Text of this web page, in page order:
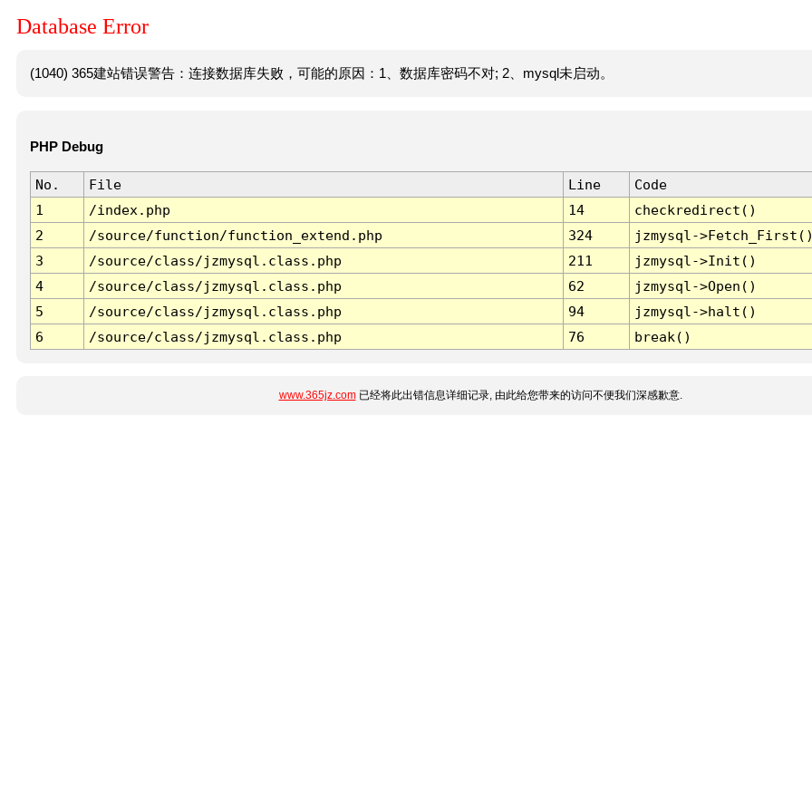
Database Error
(1040) 365建站错误警告：连接数据库失败，可能的原因：1、数据库密码不对; 2、mysql未启动。
PHP Debug
No. File Line
Code
1
/index.php 14
checkredirect()
2
/source/function/function_extend.php 324
jzmysql-
3
/source/class/jzmysql.class.php 211
jzmysql->Init()
4
/source/class/jzmysql.class.php 62
jzmysql->Open()
5
/source/class/jzmysql.class.php 94
jzmysql->halt()
6
/source/class/jzmysql.class.php 76 break()
www.365jz.com已经将此出错信息详细记录, 由此给您带来的访问不便我们深感歉意.